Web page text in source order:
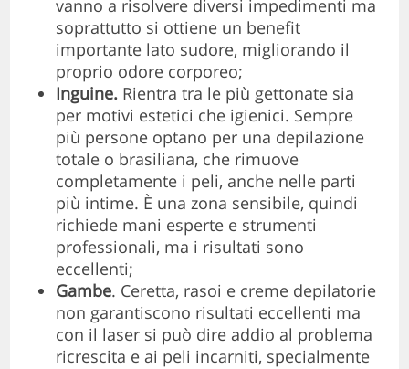
vanno a risolvere diversi impedimenti ma
soprattutto si ottiene un benefit
importante lato sudore, migliorando il
proprio odore corporeo;
Inguine. Rientra tra le più gettonate sia
per motivi estetici che igienici. Sempre
più persone optano per una depilazione
totale o brasiliana, che rimuove
completamente i peli, anche nelle parti
più intime. È una zona sensibile, quindi
richiede mani esperte e strumenti
professionali, ma i risultati sono
eccellenti;
Gambe. Ceretta, rasoi e creme depilatorie
non garantiscono risultati eccellenti ma
con il laser si può dire addio al problema
ricrescita e ai peli incarniti, specialmente